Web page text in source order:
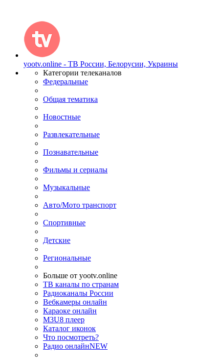
yootv.online - ТВ России, Белорусии, Украины
Категории телеканалов
Федеральные
Общая тематика
Новостные
Развлекательные
Познавательные
Фильмы и сериалы
Музыкальные
Авто/Мото транспорт
Спортивные
Детские
Региональные
Больше от yootv.online
ТВ каналы по странам
Радиоканалы России
Вебкамеры онлайн
Караоке онлайн
M3U8 плеер
Каталог иконок
Что посмотреть?
Радио онлайнNEW